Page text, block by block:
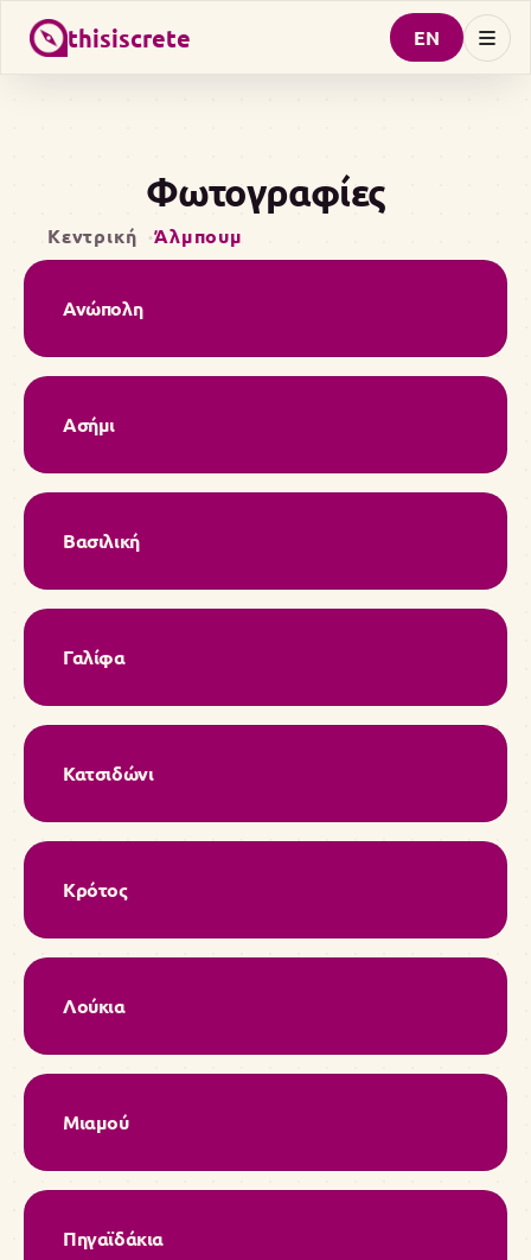
thisiscrete EN
Φωτογραφίες
Κεντρική Άλμπουμ
Ανώπολη
Ασήμι
Βασιλική
Γαλίφα
Κατσιδώνι
Κρότος
Λούκια
Μιαμού
Πηγαϊδάκια